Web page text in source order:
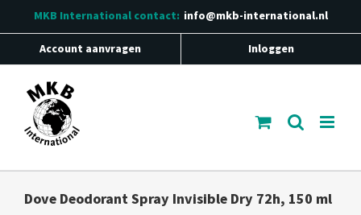
inhoud
MKB Internationalcontact: info@mkb-international.nl
Account aanvragen Inloggen
Dove Deodorant Spray Invisible Dry 72h, 150 ml